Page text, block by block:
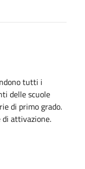
tutti i
delle scuole
di primo grado.
attivazione.